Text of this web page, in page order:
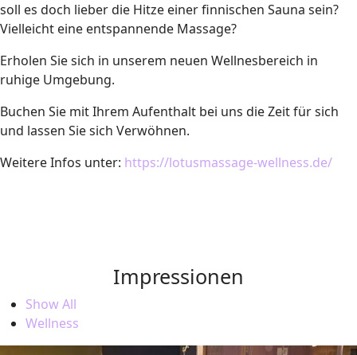
soll es doch lieber die Hitze einer finnischen Sauna sein?
Vielleicht eine entspannende Massage?
Erholen Sie sich in unserem neuen Wellnesbereich in
ruhige Umgebung.
Buchen Sie mit Ihrem Aufenthalt bei uns die Zeit für sich
und lassen Sie sich Verwöhnen.
Weitere Infos unter: https://lotusmassage-wellness.de/
Impressionen
Show All
Wellness